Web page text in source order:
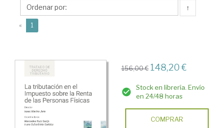
Mercedes
↑
« 1
156,00 € 148,20 €
Stock en librería. Envío
en 24/48 horas
COMPRAR